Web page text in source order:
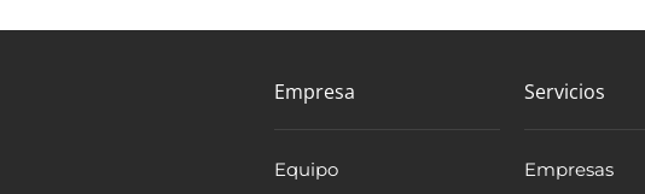
Empresa
Equipo
Servicios
Empresas